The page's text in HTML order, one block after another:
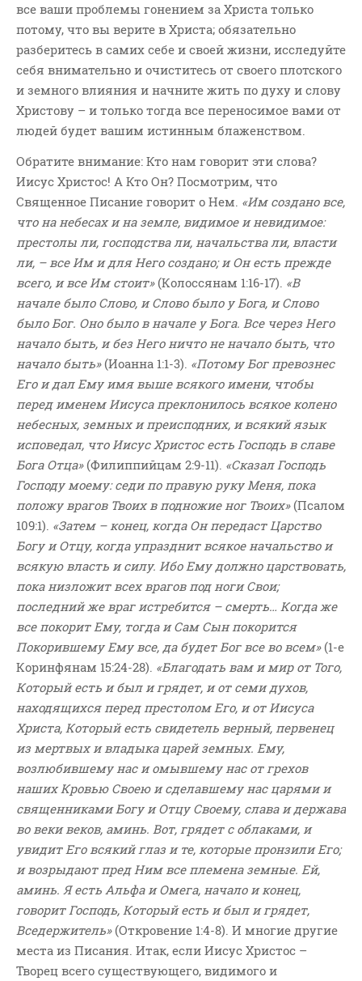
все ваши проблемы гонением за Христа только
потому, что вы верите в Христа; обязательно
разберитесь в самих себе и своей жизни, исследуйте
себя внимательно и очиститесь от своего плотского
и земного влияния и начните жить по духу и слову
Христову – и только тогда все переносимое вами от
людей будет вашим истинным блаженством.
Обратите внимание: Кто нам говорит эти слова?
Иисус Христос! А Кто Он? Посмотрим, что
Священное Писание говорит о Нем. «Им создано все,
что на небесах и на земле, видимое и невидимое:
престолы ли, господства ли, начальства ли, власти
ли, – все Им и для Него создано; и Он есть прежде
всего, и все Им стоит»(Колоссянам 1:16-17). «В
начале было Слово, и Слово было у Бога, и Слово
было Бог. Оно было в начале у Бога. Все через Него
начало быть, и без Него ничто не начало быть, что
начало быть»(Иоанна 1:1-3). «Потому Бог превознес
Его и дал Ему имя выше всякого имени, чтобы
перед именем Иисуса преклонилось всякое колено
небесных, земных и преисподних, и всякий язык
исповедал, что Иисус Христос есть Господь в славе
Бога Отца»(Филиппийцам 2:9-11). «Сказал Господь
Господу моему: седи по правую руку Меня, пока
положу врагов Твоих в подножие ног Твоих»(Псалом
109:1). «Затем – конец, когда Он передаст Царство
Богу и Отцу, когда упразднит всякое начальство и
всякую власть и силу. Ибо Ему должно царствовать,
пока низложит всех врагов под ноги Свои;
последний же враг истребится – смерть… Когда же
все покорит Ему, тогда и Сам Сын покорится
Покорившему Ему все, да будет Бог все во всем»(1-е
Коринфянам 15:24-28). «Благодать вам и мир от Того,
Который есть и был и грядет, и от семи духов,
находящихся перед престолом Его, и от Иисуса
Христа, Который есть свидетель верный, первенец
из мертвых и владыка царей земных. Ему,
возлюбившему нас и омывшему нас от грехов
наших Кровью Своею и сделавшему нас царями и
священниками Богу и Отцу Своему, слава и держава
во веки веков, аминь. Вот, грядет с облаками, и
увидит Его всякий глаз и те, которые пронзили Его;
и возрыдают пред Ним все племена земные. Ей,
аминь. Я есть Альфа и Омега, начало и конец,
говорит Господь, Который есть и был и грядет,
Вседержитель»(Откровение 1:4-8). И многие другие
места из Писания. Итак, если Иисус Христос –
Творец всего существующего, видимого и